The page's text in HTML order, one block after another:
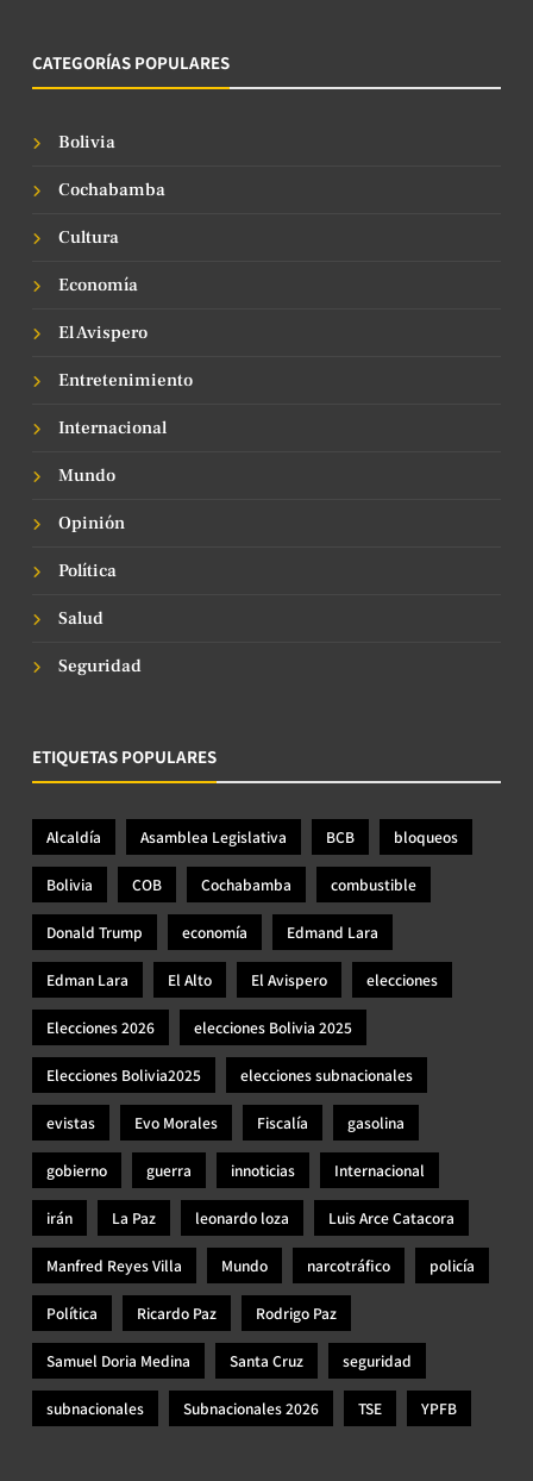
CATEGORÍAS POPULARES
Bolivia
Cochabamba
Cultura
Economía
El Avispero
Entretenimiento
Internacional
Mundo
Opinión
Política
Salud
Seguridad
ETIQUETAS POPULARES
Alcaldía Asamblea Legislativa BCB bloqueos
Bolivia COB Cochabamba combustible
Donald Trump economía Edmand Lara
Edman Lara El Alto El Avispero elecciones
Elecciones 2026 elecciones Bolivia 2025
Elecciones Bolivia2025 elecciones subnacionales
evistas Evo Morales Fiscalía gasolina
gobierno guerra innoticias Internacional
irán La Paz leonardo loza Luis Arce Catacora
Manfred Reyes Villa Mundo narcotráfico policía
Política Ricardo Paz Rodrigo Paz
Samuel Doria Medina Santa Cruz seguridad
subnacionales Subnacionales 2026 TSE YPFB